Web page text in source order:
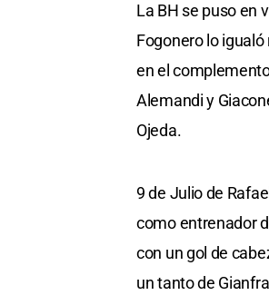
La BH se puso en
Fogonero lo
en el
Alemandi y
Ojeda.
9 de Julio de
como entrenador
con un gol de
un tanto de